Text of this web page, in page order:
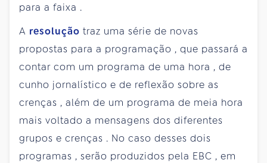
para a faixa .
A resolução traz uma série de novas
propostas para a programação , que passará a
contar com um programa de uma hora , de
cunho jornalístico e de reflexão sobre as
crenças , além de um programa de meia hora
mais voltado a mensagens dos diferentes
grupos e crenças . No caso desses dois
programas , serão produzidos pela EBC , em